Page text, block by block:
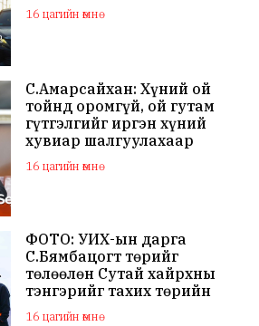
16 цагийн өмнө
С.Амарсайхан: Хүний ой
тойнд оромгүй, ой гутам
гүтгэлгийг иргэн хүний
хувиар шалгуулахаар
хуулийн байгууллагад
хандсан
16 цагийн өмнө
ФОТО: УИХ-ын дарга
С.Бямбацогт төрийг
төлөөлөн Сутай хайрхны
тэнгэрийг тахих төрийн
тахилгад оролцлоо
16 цагийн өмнө